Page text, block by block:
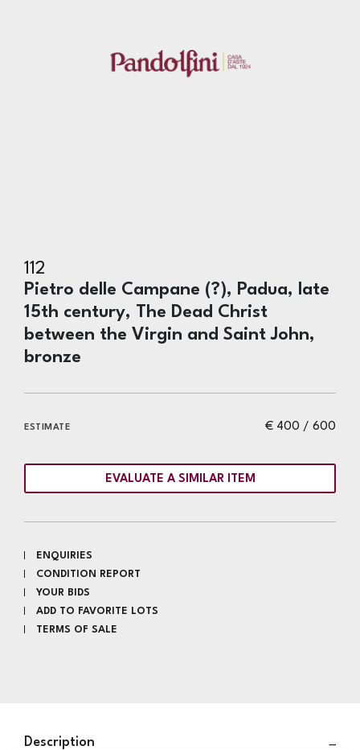
112
Pietro delle Campane (?), Padua, late
15th century, The Dead Christ
between the Virgin and Saint John,
bronze
€ 400 / 600
ESTIMATE
EVALUATE A SIMILAR ITEM
ENQUIRIES
CONDITION REPORT
YOUR BIDS
ADD TO FAVORITE LOTS
TERMS OF SALE
Description